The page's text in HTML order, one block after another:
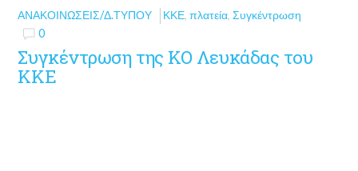
ΑΝΑΚΟΙΝΏΣΕΙΣ/Δ.ΤΎΠΟΥ ΚΚΕ,πλατεία,Συγκέντρωση
0
Συγκέντρωση της ΚΟ Λευκάδας του
ΚΚΕ